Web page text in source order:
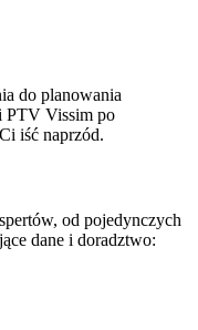
do planowania
PTV Vissim po
iść naprzód.
od pojedynczych
dane i doradztwo: